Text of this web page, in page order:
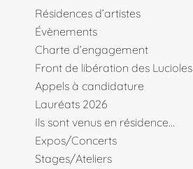
Résidences d’artistes
Évènements
Charte d’engagement
Front de libération des Lucioles
Appels à candidature
Lauréats 2026
Ils sont venus en résidence…
Expos/Concerts
Stages/Ateliers